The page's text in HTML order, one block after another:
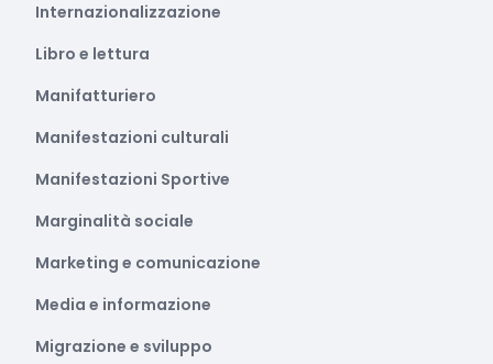
Internazionalizzazione
Libro e lettura
Manifatturiero
Manifestazioni culturali
Manifestazioni Sportive
Marginalità sociale
Marketing e comunicazione
Media e informazione
Migrazione e sviluppo